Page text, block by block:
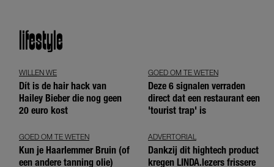
lifestyle
WILLEN WE
Dít is de hair hack van
Hailey Bieber die nog geen
20 euro kost
GOED OM TE WETEN
Deze 6 signalen verraden
direct dat een restaurant een
'tourist trap' is
GOED OM TE WETEN
Kun je Haarlemmer Bruin (of
een andere tanning olie)
ADVERTORIAL
Dankzij dit hightech product
kregen LINDA.lezers frissere